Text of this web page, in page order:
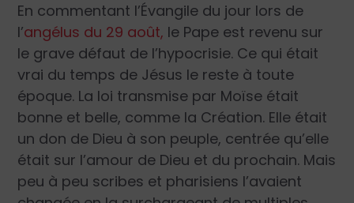
En commentant l’Évangile du jour lors de
l’angélus du 29 août, le Pape est revenu sur
le grave défaut de l’hypocrisie. Ce qui était
vrai du temps de Jésus le reste à toute
époque. La loi transmise par Moïse était
bonne et belle, comme la Création. Elle était
un don de Dieu à son peuple, centrée qu’elle
était sur l’amour de Dieu et du prochain. Mais
peu à peu scribes et pharisiens l’avaient